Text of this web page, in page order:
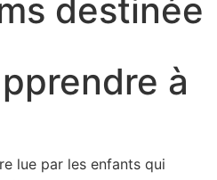
destinée
à
lue par les enfants qui